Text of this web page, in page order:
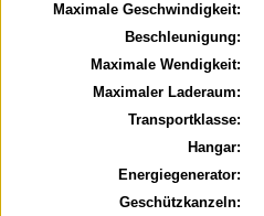
Maximale Geschwindigkeit:
Beschleunigung:
Maximale Wendigkeit:
Maximaler Laderaum:
Transportklasse:
Hangar:
Energiegenerator:
Geschützkanzeln: